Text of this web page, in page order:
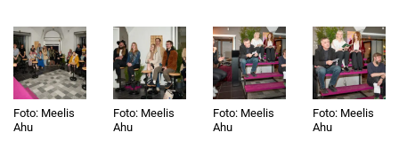
Foto: Meelis
Ahu
Foto: Meelis
Ahu
Foto: Meelis
Ahu
Foto: Meelis
Ahu